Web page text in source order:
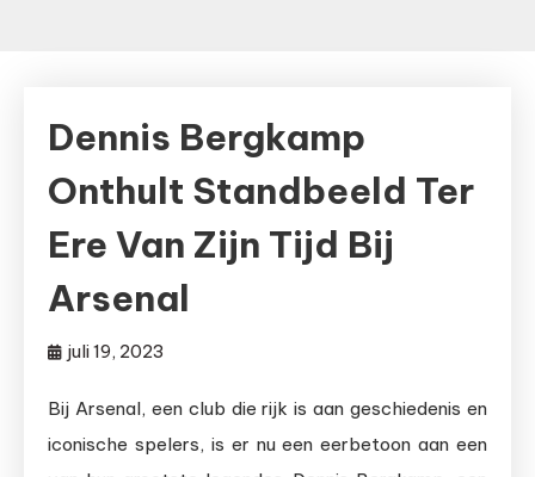
Dennis Bergkamp
Onthult Standbeeld Ter
Ere Van Zijn Tijd Bij
Arsenal
juli 19, 2023
Bij Arsenal, een club die rijk is aan geschiedenis en
iconische spelers, is er nu een eerbetoon aan een